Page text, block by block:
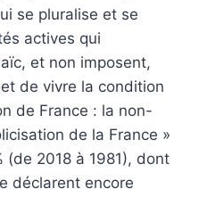
se pluralise et se
actives qui
et non imposent,
de vivre la condition
de France : la non-
de la France »
(de 2018 à 1981), dont
déclarent encore